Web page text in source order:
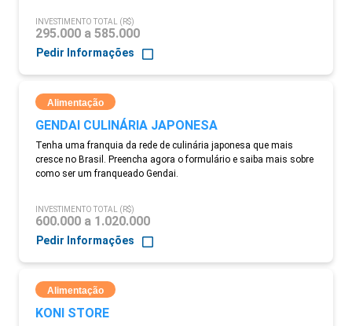
INVESTIMENTO TOTAL (R$)
295.000 a 585.000
Pedir Informações
Alimentação
GENDAI CULINÁRIA JAPONESA
Tenha uma franquia da rede de culinária japonesa que mais
cresce no Brasil. Preencha agora o formulário e saiba mais sobre
como ser um franqueado Gendai.
INVESTIMENTO TOTAL (R$)
600.000 a 1.020.000
Pedir Informações
Alimentação
KONI STORE